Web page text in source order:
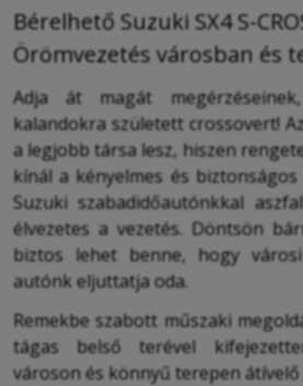
Bérelhető Suzuki SX4 S-
Örömvezetés városban és
Adja át magát
kalandokra született crossovert! Az
a legjobb társa lesz, hiszen
kínál a kényelmes és
Suzuki szabadidőautónkkal
élvezetes a vezetés. Döntsön
biztos lehet benne, hogy
autónk eljuttatja oda.
Remekbe szabott műszaki
tágas belső terével
városon és könnyű terepen